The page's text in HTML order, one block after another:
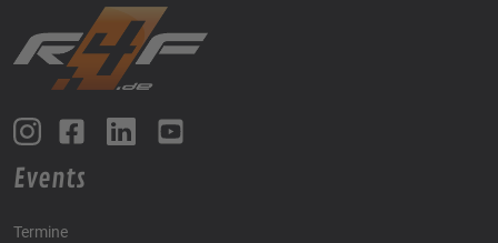
Events
Termine